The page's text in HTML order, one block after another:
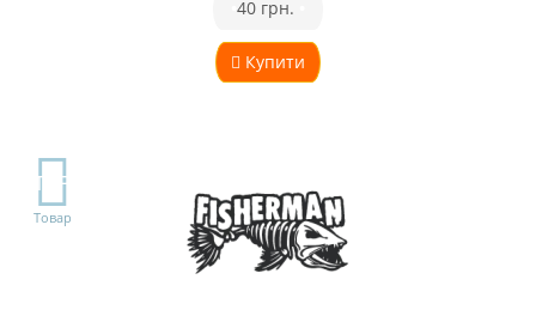
Купити
40 грн.
TOP
Товар